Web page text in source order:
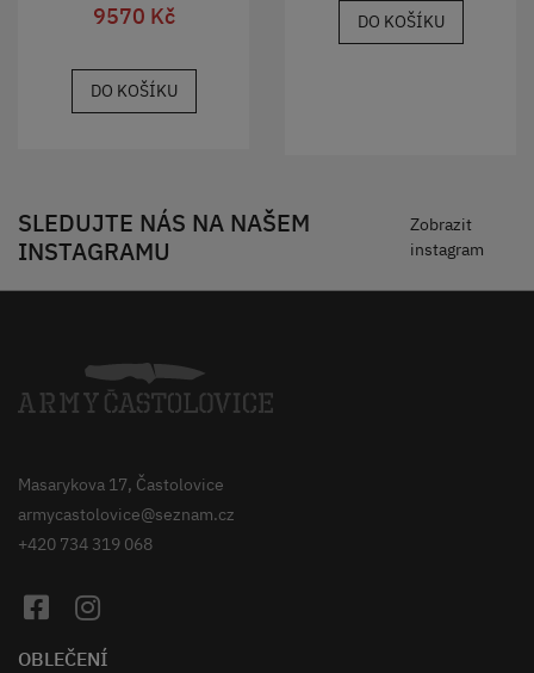
9570 Kč
DO KOŠÍKU
DO KOŠÍKU
SLEDUJTE NÁS NA NAŠEM
INSTAGRAMU
Zobrazit
instagram
Masarykova 17, Častolovice
armycastolovice@seznam.cz
+420 734 319 068
OBLEČENÍ